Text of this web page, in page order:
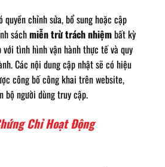
quyền chỉnh sửa, bổ sung hoặc cập
sáchmiễn trừ trách nhiệmbất kỳ
với tình hình vận hành thực tế và quy
Các nội dung cập nhật sẽ có hiệu
công bố công khai trên website,
bộ người dùng truy cập.
Chỉ Hoạt Động